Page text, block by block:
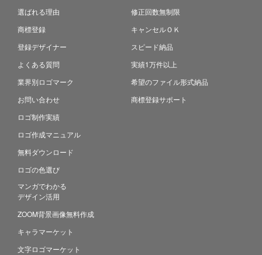
選ばれる理由
商標登録
登録デザイナー
よくある質問
業界別ロゴマーク
お問い合わせ
ロゴ制作実績
ロゴ作成マニュアル
無料ダウンロード
ロゴの色選び
マンガでわかる
デザイン活用
ZOOM背景画像無料作成
キャラマーケット
文字ロゴマーケット
修正回数無制限
キャンセルＯＫ
スピード納品
実績1万件以上
希望のファイル形式納品
商標登録サポート